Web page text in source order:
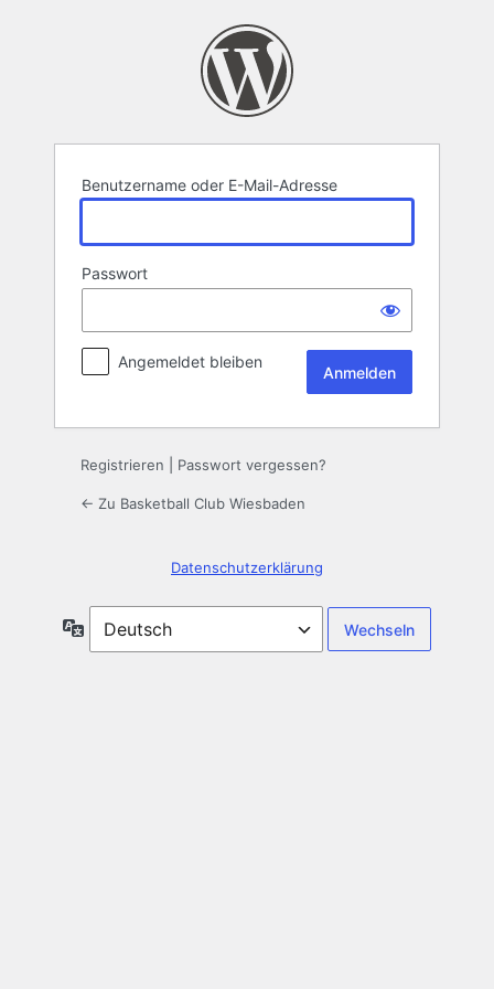
Benutzername oder E-Mail-Adresse
Passwort
Angemeldet bleiben
Registrieren Passwort vergessen?
← Zu Basketball Club Wiesbaden
Datenschutzerklärung
Sprache